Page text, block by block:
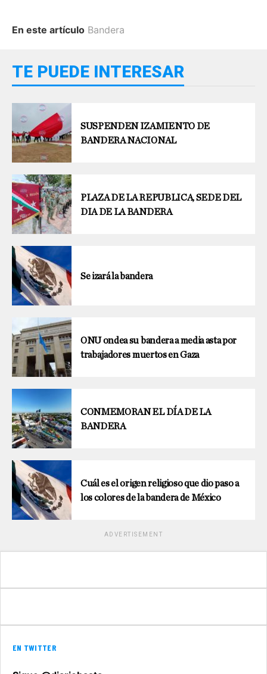
En este artículo Bandera
TE PUEDE INTERESAR
SUSPENDEN IZAMIENTO DE
BANDERA NACIONAL
PLAZA DE LA REPUBLICA, SEDE DEL
DIA DE LA BANDERA
Se izará la bandera
ONU ondea su bandera a media asta por
trabajadores muertos en Gaza
CONMEMORAN EL DÍA DE LA
BANDERA
Cuál es el origen religioso que dio paso a
los colores de la bandera de México
ADVERTISEMENT
EN TWITTER